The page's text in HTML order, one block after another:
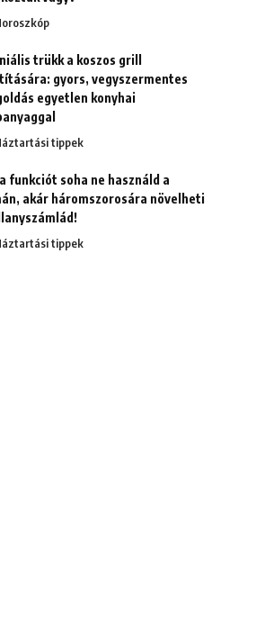
trükk a koszos grill
gyors, vegyszermentes
egyetlen konyhai
tippek
funkciót soha ne használd a
akár háromszorosára növelheti
tippek